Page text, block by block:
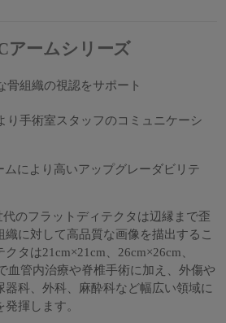
アームシリーズ
骨組織の視認をサポート
り手術室スタッフのコミュニケーシ
ムにより高いアップグレーダビリテ
のフラットディテクタは辺縁まで歪
に対して高品質な画像を描出するこ
タは21cm×21cm、26cm×26cm、
血管内治療や脊椎手術に加え、外傷や
科、外科、麻酔科など幅広い領域に
発揮します。